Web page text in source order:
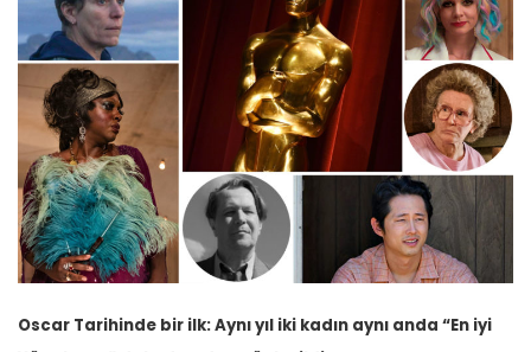
Oscar Tarihinde bir ilk: Aynı yıl iki kadın aynı anda “En iyi